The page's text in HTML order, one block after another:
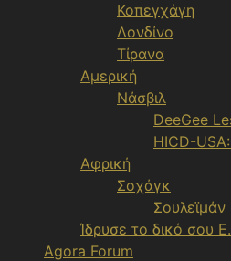
Κοπεγχάγη
Λονδίνο
Τίρανα
Αμερική
Νάσβιλ
DeeGee
HICD-
Αφρική
Σοχάγκ
Ίδρυσε το δικό σου
Agora Forum